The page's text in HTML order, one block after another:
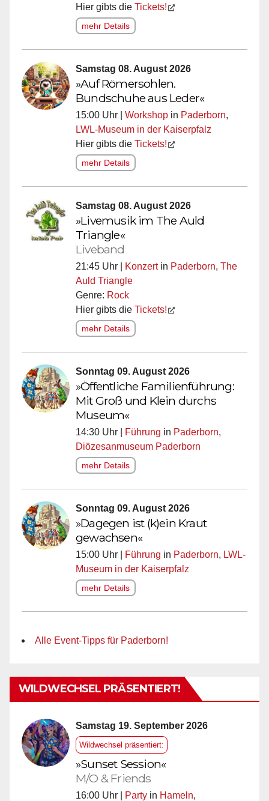
Hier gibts die Tickets!
mehr Details
Samstag 08. August 2026
»Auf Römersohlen.
Bundschuhe aus Leder«
15:00 Uhr | Workshop in Paderborn,
LWL-Museum in der Kaiserpfalz
Hier gibts die Tickets!
mehr Details
Samstag 08. August 2026
»Livemusik im The Auld
Triangle«
Liveband
21:45 Uhr | Konzertin Paderborn, The
Auld Triangle
Genre: Rock
Hier gibts die Tickets!
mehr Details
Sonntag 09. August 2026
»Öffentliche Familienführung:
Mit Groß und Klein durchs
Museum«
14:30 Uhr | Führung in Paderborn,
Diözesanmuseum Paderborn
mehr Details
Sonntag 09. August 2026
»Dagegen ist (k)ein Kraut
gewachsen«
15:00 Uhr | Führung in Paderborn, LWL-
Museum in der Kaiserpfalz
mehr Details
Alle Event-Tipps für Paderborn!
WILDWECHSEL PRÄSENTIERT!
Samstag 19. September 2026
Wildwechsel präsentiert:
»Sunset Session«
M/O & Friends
16:00 Uhr | Party in Hameln,